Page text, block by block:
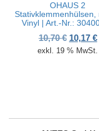
OHAUS 2
Stativklemmenhülsen,
Vinyl | Art.-Nr.:
10,70€ 10,17 €
exkl. 19 % MwSt.